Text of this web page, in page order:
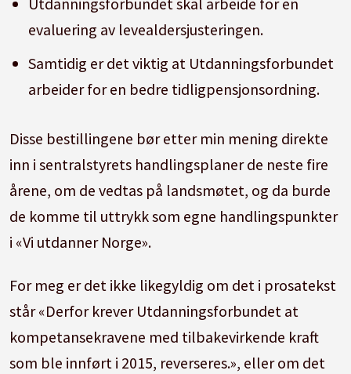
evaluering av levealdersjusteringen.
Samtidig er det viktig at Utdanningsforbundet
arbeider for en bedre tidligpensjonsordning.
Disse bestillingene bør etter min mening direkte
inn i sentralstyrets handlingsplaner de neste fire
årene, om de vedtas på landsmøtet, og da burde
de komme til uttrykk som egne handlingspunkter
i «Vi utdanner Norge».
For meg er det ikke likegyldig om det i prosatekst
står «Derfor krever Utdanningsforbundet at
kompetansekravene med tilbakevirkende kraft
som ble innført i 2015, reverseres.», eller om det